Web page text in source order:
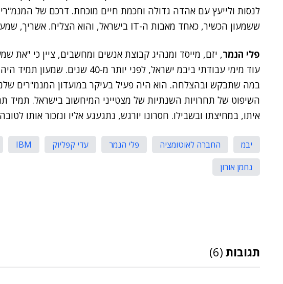
לנסות ולייעץ עם אהדה גדולה וחכמת חיים מוכחת. דרכם של
ששמעון הכשיר, כאחד מאבות ה-IT בישראל, והוא הצליח. אשריך, שמעון, ותודה".
פלי הנמר, יזם, מייסד ומנהיג קבוצת אנשים ומחשבים, ציין כי "את
עוד מימי עבודתי ביבמ ישראל, לפני
השיפוט של תחרויות השנתיות של מצטייני המיחשוב בישראל. תמיד
איתו, במחיצתו ובשבילו. חסרונו יורגש, נתגעגע אליו ונזכור אותו
יבמ החברה לאוטומציה פלי הנמר עדי קפליוק IBM
נחמן אורון
תגובות (6)